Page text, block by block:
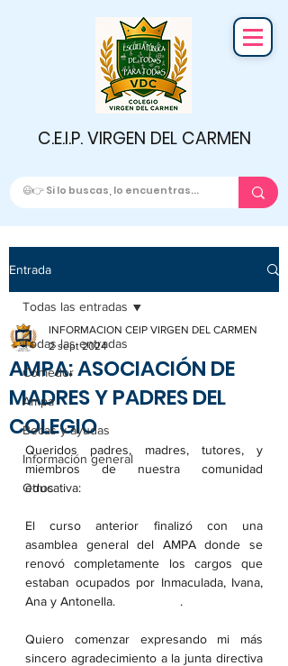
C.E.I.P. VIRGEN DEL CARMEN
Entrada
Todas las entradas
Comedor
Ampa
Becas y ayudas
Información general
Otros
Todas las entradas
AMPA: ASOCIACIÓN DE
MADRES Y PADRES DEL
COLEGIO
INFORMACION CEIP VIRGEN DEL CARMEN
2 sept 2024
Queridos padres, madres, tutores, y
miembros de nuestra comunidad
educativa:
El curso anterior finalizó con una
asamblea general del AMPA donde se
renovó completamente los cargos que
estaban ocupados por Inmaculada, Ivana,
Ana y Antonella.                  .
Quiero comenzar expresando mi más
sincero agradecimiento a la junta directiva